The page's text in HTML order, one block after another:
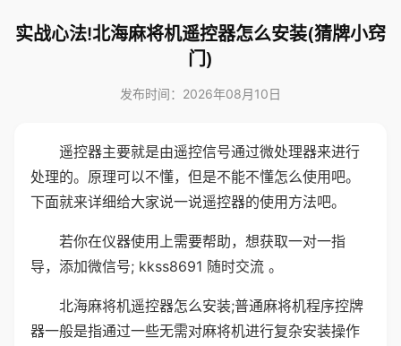
实战心法!北海麻将机遥控器怎么安装(猜牌小窍
门)
发布时间：2026年08月10日
遥控器主要就是由遥控信号通过微处理器来进行
处理的。原理可以不懂，但是不能不懂怎么使用吧。
下面就来详细给大家说一说遥控器的使用方法吧。
若你在仪器使用上需要帮助，想获取一对一指
导，添加微信号; kkss8691 随时交流 。
北海麻将机遥控器怎么安装;普通麻将机程序控牌
器一般是指通过一些无需对麻将机进行复杂安装操作